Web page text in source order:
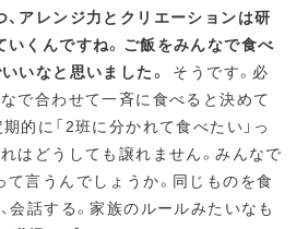
アレンジ力とクリエーションは研
いくんですね。ご飯をみんなで食べ
いなと思いました。
そうです。必
で合わせて一斉に食べると決めて
的に「2班に分かれて食べたい」っ
はどうしても譲れません。みんなで
て言うんでしょうか。同じものを食
会話する。家族のルールみたいなも